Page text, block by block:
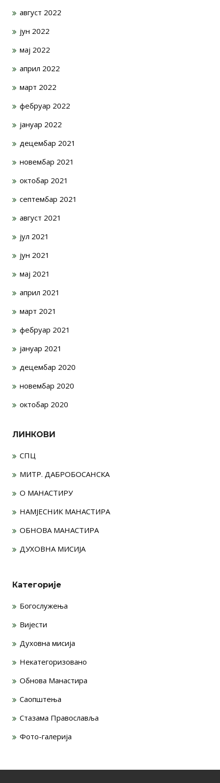
август 2022
јун 2022
мај 2022
април 2022
март 2022
фебруар 2022
јануар 2022
децембар 2021
новембар 2021
октобар 2021
септембар 2021
август 2021
јул 2021
јун 2021
мај 2021
април 2021
март 2021
фебруар 2021
јануар 2021
децембар 2020
новембар 2020
октобар 2020
ЛИНКОВИ
СПЦ
МИТР. ДАБРОБОСАНСКА
О МАНАСТИРУ
НАМЈЕСНИК МАНАСТИРА
ОБНОВА МАНАСТИРА
ДУХОВНА МИСИЈА
Категорије
Богослужења
Вијести
Духовна мисија
Некатегоризовано
Обнова Манастира
Саопштења
Стазама Православља
Фото-галерија